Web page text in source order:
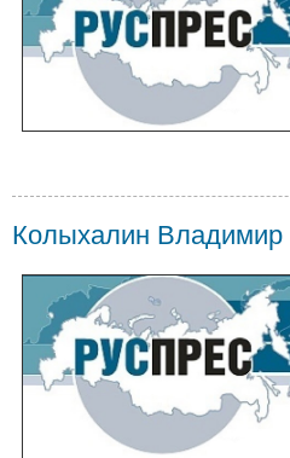
Колыхалин Владимир